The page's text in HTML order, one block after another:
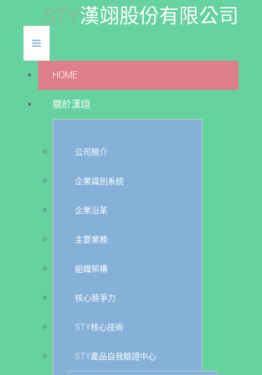
STY漢翊股份有限公司
HOME
關於漢翊
公司簡介
企業識別系統
企業沿革
主要業務
組織架構
核心競爭力
STY核心技術
STY產品自我驗證中心